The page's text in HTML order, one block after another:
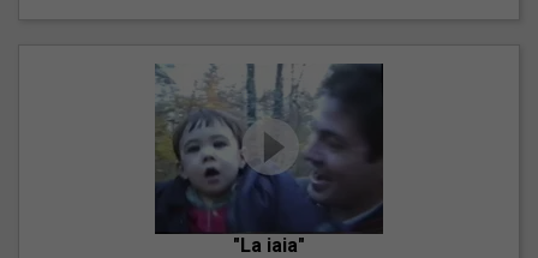
"La iaia"